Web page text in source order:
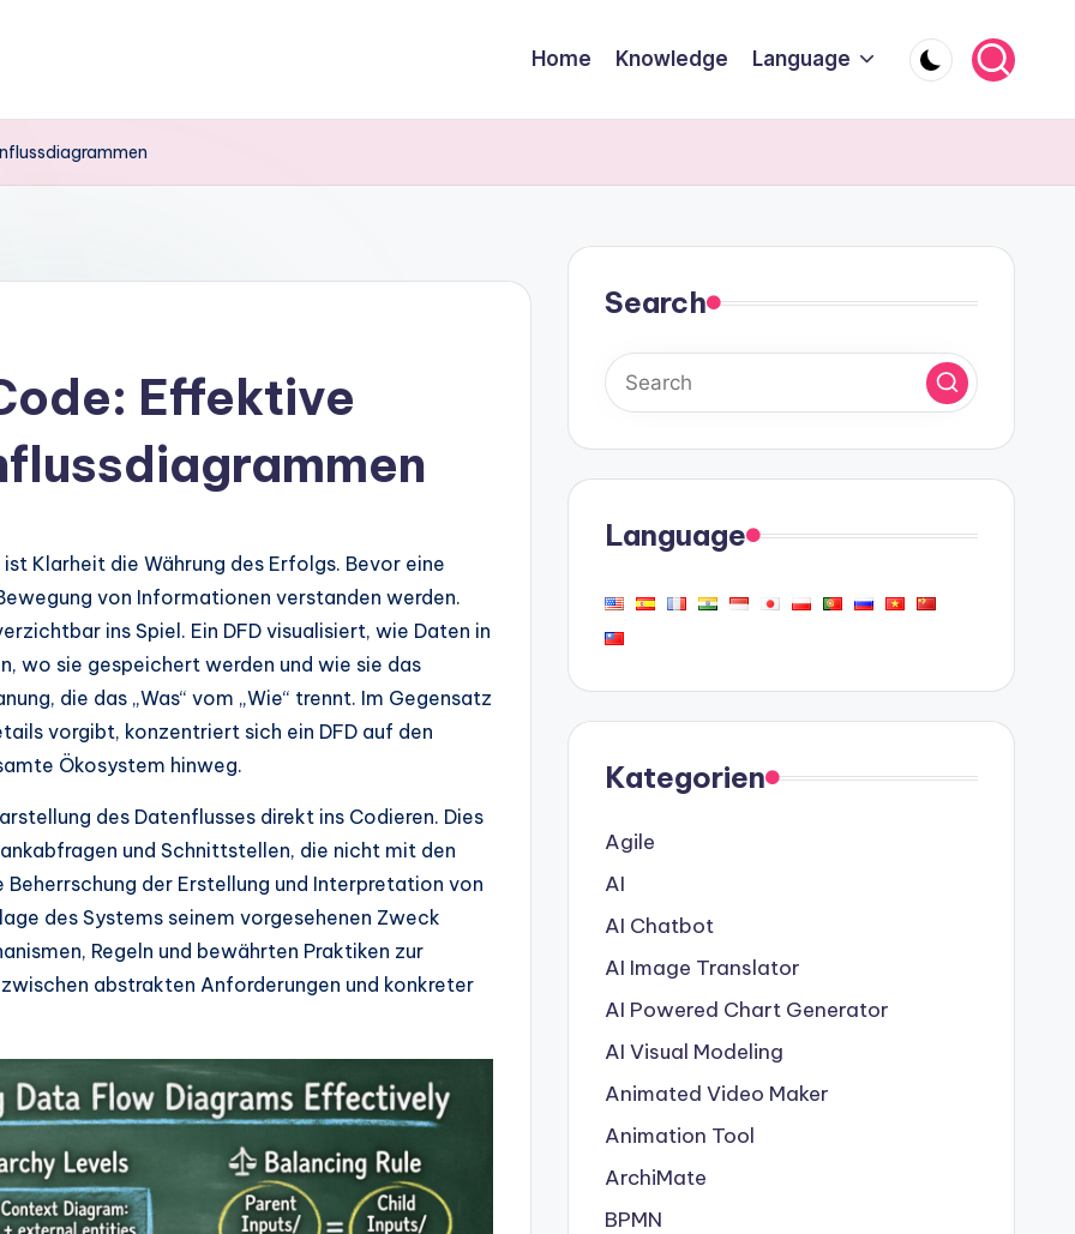
Home Knowledge Language
Effektive
Klarheit die Währung des Erfolgs. Bevor eine
von Informationen verstanden werden.
ins Spiel. Ein DFD visualisiert, wie Daten in
wo sie gespeichert werden und wie sie das
die das „Was“ vom „Wie“ trennt. Im Gegensatz
vorgibt, konzentriert sich ein DFD auf den
Ökosystem hinweg.
des Datenflusses direkt ins Codieren. Dies
und Schnittstellen, die nicht mit den
der Erstellung und Interpretation von
des Systems seinem vorgesehenen Zweck
Regeln und bewährten Praktiken zur
abstrakten Anforderungen und konkreter
Search
Language
Kategorien
Agile
AI
AI Chatbot
AI Image Translator
AI Powered Chart Generator
AI Visual Modeling
Animated Video Maker
Animation Tool
ArchiMate
BPMN